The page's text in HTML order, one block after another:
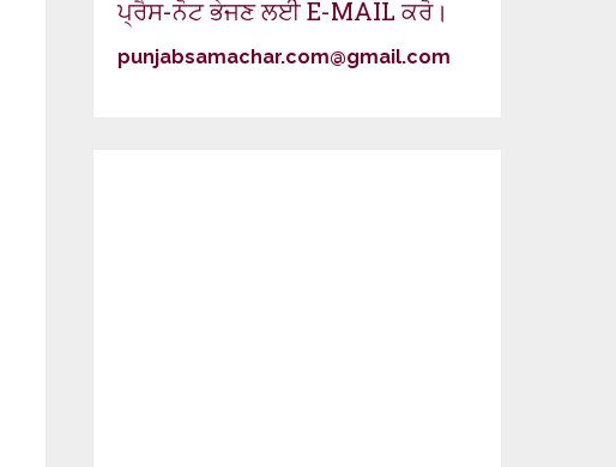
ਪ੍ਰੈਸ-ਨੋਟ ਭੇਜਣ ਲਈ E-MAIL ਕਰੋ।
punjabsamachar.com@gmail.com